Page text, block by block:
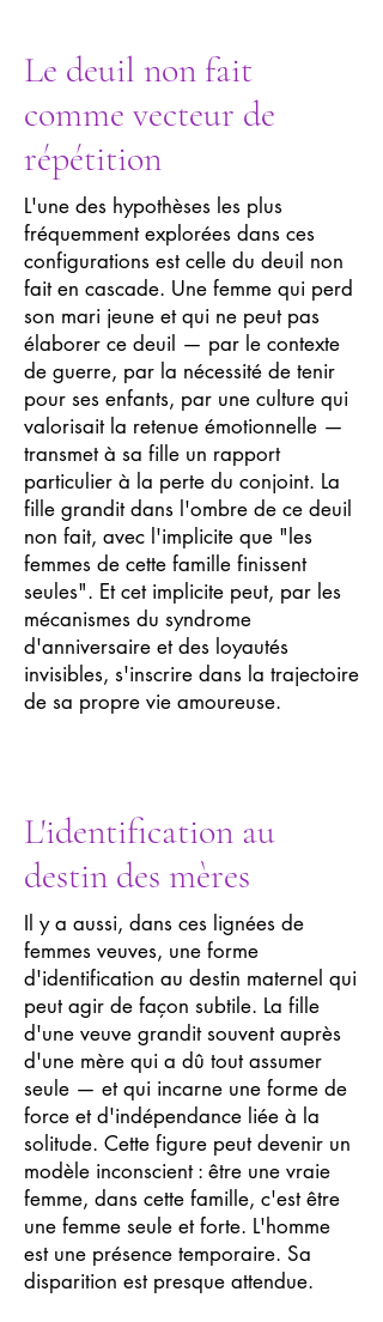
Le deuil non fait
comme vecteur de
répétition
L'une des hypothèses les plus
fréquemment explorées dans ces
configurations est celle du deuil non
fait en cascade. Une femme qui perd
son mari jeune et qui ne peut pas
élaborer ce deuil — par le contexte
de guerre, par la nécessité de tenir
pour ses enfants, par une culture qui
valorisait la retenue émotionnelle —
transmet à sa fille un rapport
particulier à la perte du conjoint. La
fille grandit dans l'ombre de ce deuil
non fait, avec l'implicite que "les
femmes de cette famille finissent
seules". Et cet implicite peut, par les
mécanismes du syndrome
d'anniversaire et des loyautés
invisibles, s'inscrire dans la trajectoire
de sa propre vie amoureuse.
L'identification au
destin des mères
Il y a aussi, dans ces lignées de
femmes veuves, une forme
d'identification au destin maternel qui
peut agir de façon subtile. La fille
d'une veuve grandit souvent auprès
d'une mère qui a dû tout assumer
seule — et qui incarne une forme de
force et d'indépendance liée à la
solitude. Cette figure peut devenir un
modèle inconscient : être une vraie
femme, dans cette famille, c'est être
une femme seule et forte. L'homme
est une présence temporaire. Sa
disparition est presque attendue.